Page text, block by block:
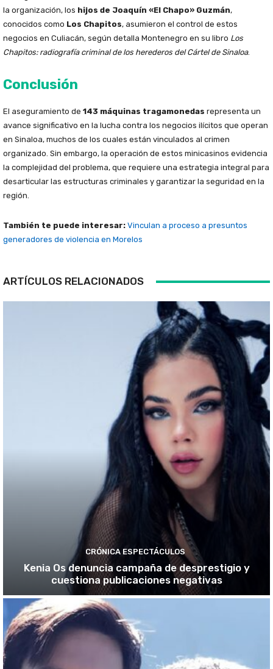
la organización, los hijos de Joaquín «El Chapo» Guzmán,
conocidos como Los Chapitos, asumieron el control de estos
negocios en Culiacán, según detalla Montenegro en su libro Los
Chapitos: radiografía criminal de los herederos del Cártel de Sinaloa.
Conclusión
El aseguramiento de 143 máquinas tragamonedas representa un
avance significativo en la lucha contra los negocios ilícitos que operan
en Sinaloa, muchos de los cuales están vinculados al crimen
organizado. Sin embargo, la operación de estos minicasinos evidencia
la complejidad del problema, que requiere una estrategia integral para
desarticular las estructuras criminales y garantizar la seguridad en la
región.
También te puede interesar: Vinculan a proceso a presuntos
generadores de violencia en Morelos
ARTÍCULOS RELACIONADOS
CRÓNICA ESPECTÁCULOS
Kenia Os denuncia campaña de desprestigio y
cuestiona publicaciones negativas